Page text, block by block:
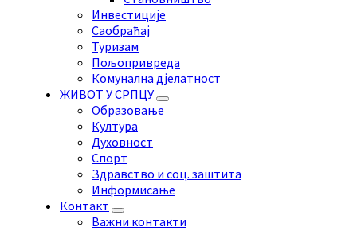
Инвестиције
Саобраћај
Туризам
Пољопривреда
Комунална дјелатност
ЖИВОТ У СРПЦУ
Образовање
Култура
Духовност
Спорт
Здравство и соц. заштита
Информисање
Контакт
Важни контакти